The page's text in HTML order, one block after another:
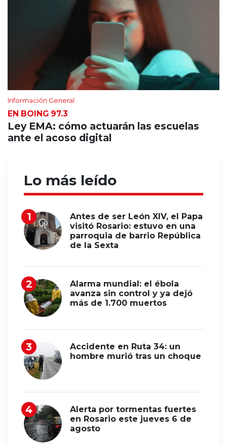
Información General
EN BOING 97.3
Ley EMA: cómo actuarán las escuelas
ante el acoso digital
Lo más leído
Antes de ser León XIV, el Papa
visitó Rosario: estuvo en una
parroquia de barrio República
de la Sexta
Alarma mundial: el ébola
avanza sin control y ya dejó
más de 1.700 muertos
Accidente en Ruta 34: un
hombre murió tras un choque
Alerta por tormentas fuertes
en Rosario este jueves 6 de
agosto